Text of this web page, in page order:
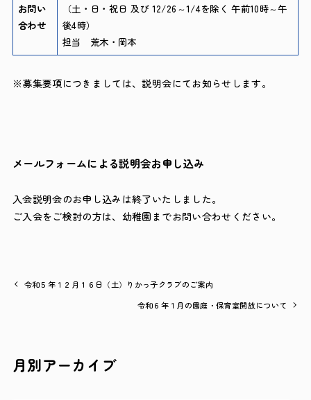
お問い
合わせ
（土・日・祝日 及び 12/26～1/4を除く 午前10時～午
後4時）
担当 荒木・岡本
※募集要項につきましては、説明会にてお知らせします。
メールフォームによる説明会お申し込み
入会説明会のお申し込みは終了いたしました。
ご入会をご検討の方は、幼稚園までお問い合わせください。
令和５年１２月１６日（土）りかっ子クラブのご案内
令和６年１月の園庭・保育室開放について
月別アーカイブ